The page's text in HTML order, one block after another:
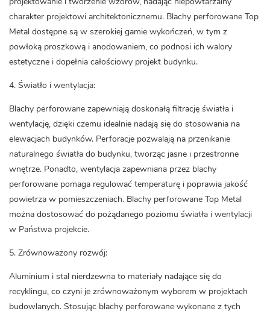
charakter projektowi architektonicznemu. Blachy perforowane Top
Metal dostępne są w szerokiej gamie wykończeń, w tym z
powłoką proszkową i anodowaniem, co podnosi ich walory
estetyczne i dopełnia całościowy projekt budynku.
4. Światło i wentylacja:
Blachy perforowane zapewniają doskonałą filtrację światła i
wentylację, dzięki czemu idealnie nadają się do stosowania na
elewacjach budynków. Perforacje pozwalają na przenikanie
naturalnego światła do budynku, tworząc jasne i przestronne
wnętrze. Ponadto, wentylacja zapewniana przez blachy
perforowane pomaga regulować temperaturę i poprawia jakość
powietrza w pomieszczeniach. Blachy perforowane Top Metal
można dostosować do pożądanego poziomu światła i wentylacji
w Państwa projekcie.
5. Zrównoważony rozwój:
Aluminium i stal nierdzewna to materiały nadające się do
recyklingu, co czyni je zrównoważonym wyborem w projektach
budowlanych. Stosując blachy perforowane wykonane z tych